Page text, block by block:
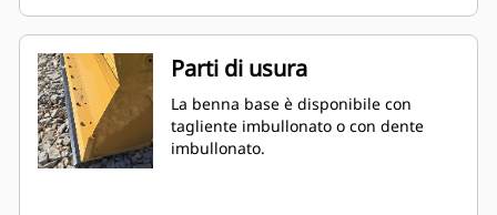
Parti di usura
La benna base è disponibile con
tagliente imbullonato o con dente
imbullonato.